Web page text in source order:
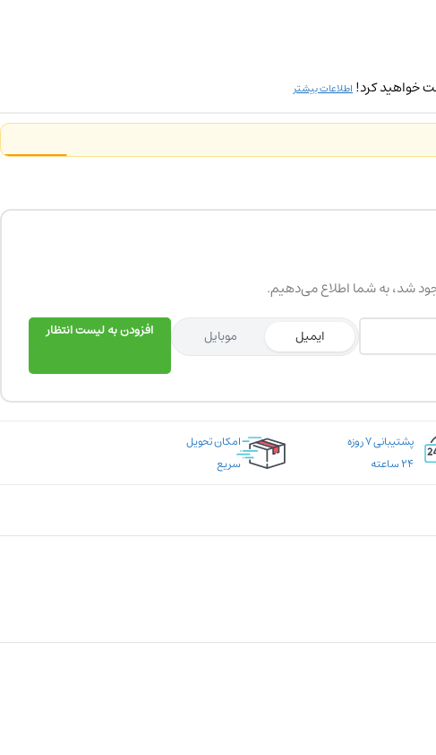
خواهید کرد! اطلاعات بیشتر
شد، به شما اطلاع می‌دهیم.
ایمیل موبایل افزودن به لیست انتظار
پشتیبانی ۷ روزه
۲۴ ساعته
امکان تحویل
سریع